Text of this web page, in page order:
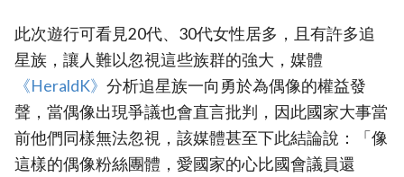
此次遊行可看見20代、30代女性居多，且有許多追
星族，讓人難以忽視這些族群的強大，媒體
《HeraldK》‎ 分析追星族一向勇於為偶像的權益發
聲，當偶像出現爭議也會直言批判，因此國家大事當
前他們同樣無法忽視，該媒體甚至下此結論說：「像
這樣的偶像粉絲團體，愛國家的心比國會議員還